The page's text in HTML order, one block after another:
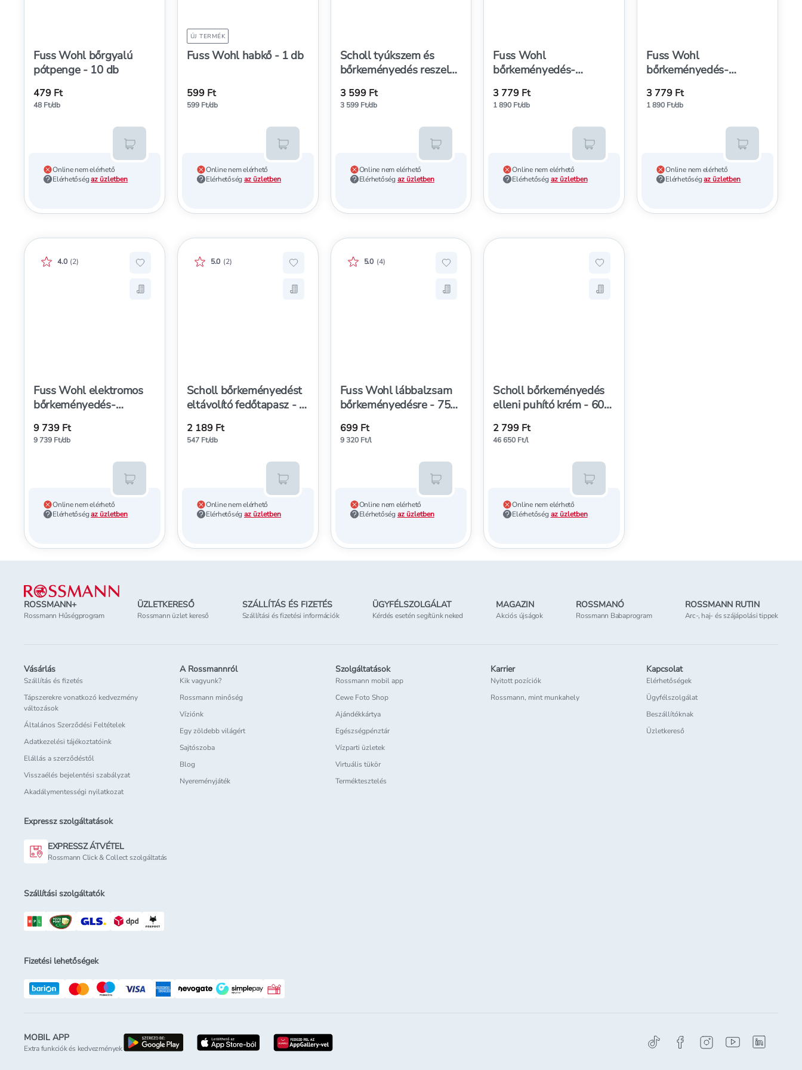
Fuss Wohl bőrgyalú
pótpenge - 10 db
479 Ft
48 Ft/db
Online nem elérhető
Elérhetőségaz üzletben
Kosárba teszem
ÚJ TERMÉK
Fuss Wohl habkő - 1 db
599 Ft
599 Ft/db
Online nem elérhető
Elérhetőség az üzletben
Kosárba teszem
Scholl tyúkszem és
bőrkeményedés reszelő
3 599 Ft
3 599 Ft/db
Online nem elérhető
Elérhetőség az üzletben
Kosárba teszem
Fuss Wohl
bőrkeményedés-
extra durva - 2 db
3 779 Ft
1 890 Ft/db
Online nem elérhető
Elérhetőség az üzletben
Kosárba teszem
Fuss Wohl
bőrkeményedés-
cserehengerek, extra
durva - 2 db
3 779 Ft
1 890 Ft/db
Online nem elérhető
Elérhetőség az üzletben
Kosárba
Fuss Wohl elektromos
bőrkeményedés-
db
Értékelés pontszáma:
4.0 (2)
Hozzáadás a kedvencekhez, Fuss Wohl elektromos bőrkeményedés-eltávolító készülék - 1 db
Mentés a bevásárló listára, Fuss Wohl elektromos bőrkeményedés-eltávolító készülék - 1 db
9 739 Ft
9 739 Ft/db
Online nem elérhető
Elérhetőségaz üzletben
Kosárba teszem
Scholl bőrkeményedést
eltávolító fedőtapasz - 4
Értékelés pontszáma:
5.0 (2)
Hozzáadás a kedvencekhez, Scholl bőrkeményedést eltávolító fedőtapasz - 4 db
Mentés a bevásárló listára, Scholl bőrkeményedést eltávolító fedőtapasz - 4 db
2 189 Ft
547 Ft/db
Online nem elérhető
Elérhetőség az üzletben
Kosárba teszem
Fuss Wohl lábbalzsam
bőrkeményedésre - 75
Értékelés pontszáma:
5.0 (4)
Hozzáadás a kedvencekhez, Fuss Wohl lábbalzsam bőrkeményedésre - 75 ml
Mentés a bevásárló listára, Fuss Wohl lábbalzsam bőrkeményedésre - 75 ml
699 Ft
9 320 Ft/l
Online nem elérhető
Elérhetőség az üzletben
Kosárba teszem
Scholl bőrkeményedés
elleni puhító krém - 60
Hozzáadás a kedvencekhez, Scholl
Mentés a bevásárló listára, Scholl
2 799 Ft
46 650 Ft/l
Online nem elérhető
Elérhetőség az üzletben
Kosárba teszem
Lábléc
ROSSMANN+
Rossmann Hűségprogram
ÜZLETKERESŐ
Rossmann üzlet kereső
SZÁLLÍTÁS ÉS FIZETÉS
Szállítási és fizetési információk
ÜGYFÉLSZOLGÁLAT
Kérdés esetén segítünk neked
MAGAZIN
Akciós újságok
ROSSMANÓ
Rossmann Babaprogram
ROSSMANN RUTIN
Arc-, haj- és szájápolási tippek
Vásárlás
Szállítás és fizetés
Tápszerekre vonatkozó kedvezmény
változások
Általános Szerződési Feltételek
Adatkezelési tájékoztatóink
Elállás a szerződéstől
Visszaélés bejelentési szabályzat
Akadálymentességi nyilatkozat
A Rossmannról
Kik vagyunk?
Rossmann minőség
Víziónk
Egy zöldebb világért
Sajtószoba
Blog
Nyereményjáték
Szolgáltatások
Rossmann mobil app
Cewe Foto Shop
Ajándékkártya
Egészségpénztár
Vízparti üzletek
Virtuális tükör
Terméktesztelés
Karrier
Nyitott pozíciók
Rossmann, mint munkahely
Kapcsolat
Elérhetőségek
Ügyfélszolgálat
Beszállítóknak
Üzletkereső
Expressz szolgáltatások
EXPRESSZ ÁTVÉTEL
Rossmann Click & Collect szolgáltatás
Szállítási szolgáltatók
Fizetési lehetőségek
Rossmann ajándékkártya
MOBIL APP
Extra funkciók és kedvezmények
letöltés a google-play-rölletöltés az app-store-bólletöltés huawei app-galery-böl